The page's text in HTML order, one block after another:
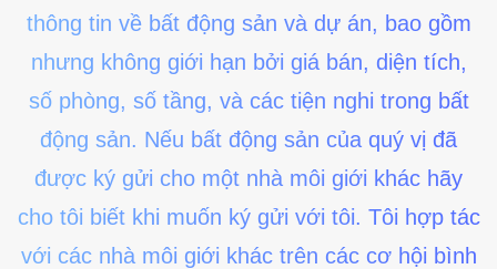
thông tin về bất động sản và dự án, bao gồm
nhưng không giới hạn bởi giá bán, diện tích,
số phòng, số tầng, và các tiện nghi trong bất
động sản. Nếu bất động sản của quý vị đã
được ký gửi cho một nhà môi giới khác hãy
cho tôi biết khi muốn ký gửi với tôi. Tôi hợp tác
với các nhà môi giới khác trên các cơ hội bình